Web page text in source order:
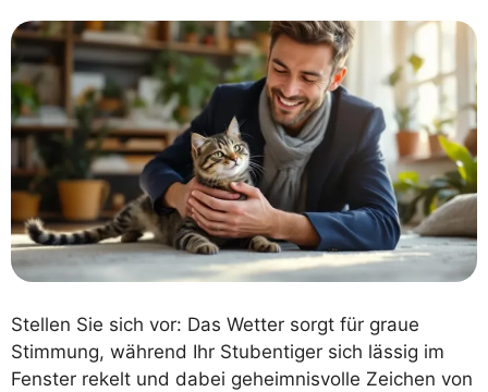
Stellen Sie sich vor: Das Wetter sorgt für graue
Stimmung, während Ihr Stubentiger sich lässig im
Fenster rekelt und dabei geheimnisvolle Zeichen von